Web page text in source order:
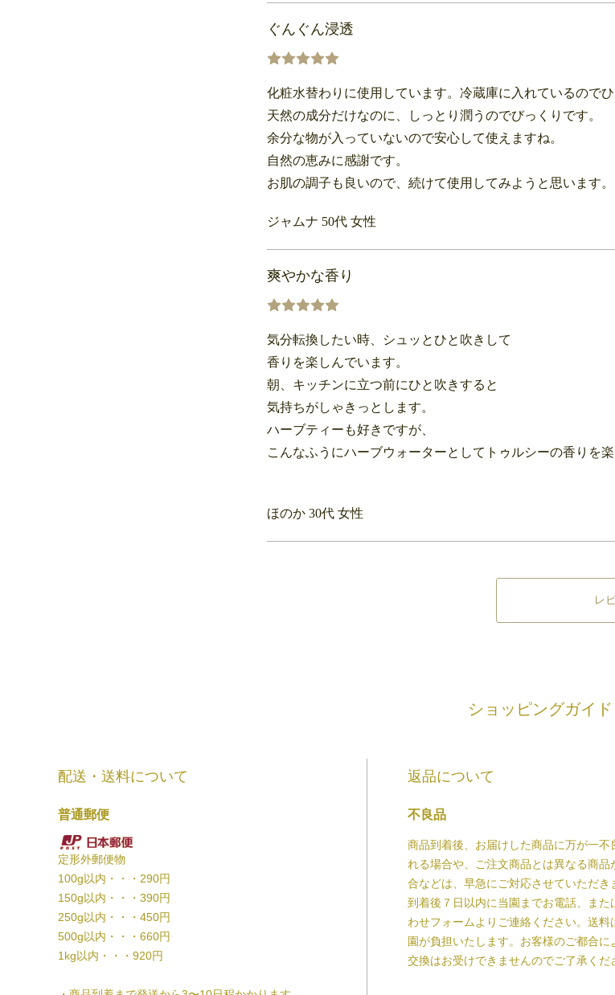
ぐんぐん浸透
化粧水替わりに使用しています。冷蔵庫に入れているので
天然の成分だけなのに、しっとり潤うのでびっくりです。
余分な物が入っていないので安心して使えますね。
自然の恵みに感謝です。
お肌の調子も良いので、続けて使用してみようと思います。
ジャムナ 50代 女性
爽やかな香り
気分転換したい時、シュッとひと吹きして
香りを楽しんでいます。
朝、キッチンに立つ前にひと吹きすると
気持ちがしゃきっとします。
ハーブティーも好きですが、
こんなふうにハーブウォーターとしてトゥルシーの香りを
ほのか 30代 女性
レ
ショッピングガイド
配送・送料について
普通郵便
定形外郵便物
100g以内・・・290円
150g以内・・・390円
250g以内・・・450円
500g以内・・・660円
1kg以内・・・920円
返品について
不良品
商品到着後、お届けした商品に万が一不
れる場合や、ご注文商品とは異なる商品
合などは、早急にご対応させていただき
到着後７日以内に当園までお電話、また
わせフォームよりご連絡ください。送料
園が負担いたします。お客様のご都合に
交換はお受けできませんのでご了承くだ